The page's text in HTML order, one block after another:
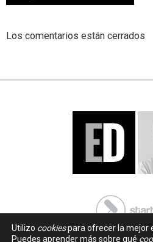
Los comentarios están cerrados
Utilizo cookiespara ofrecer la mejor
Puedes aprender más sobre qué